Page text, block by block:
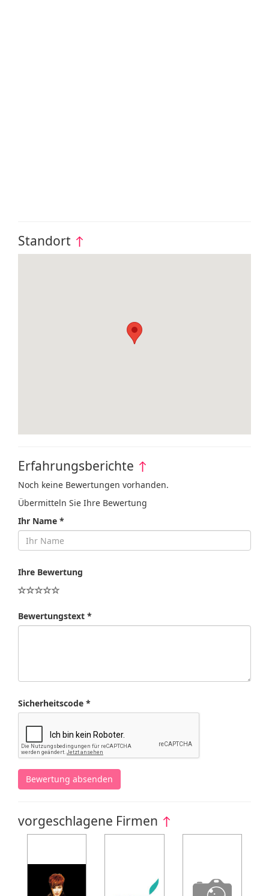
Standort ↑
Erfahrungsberichte ↑
Noch keine Bewertungen vorhanden.
Übermitteln Sie Ihre Bewertung
Ihr Name *
Ihre Bewertung
Bewertungstext *
Sicherheitscode *
Bewertung absenden
vorgeschlagene Firmen ↑